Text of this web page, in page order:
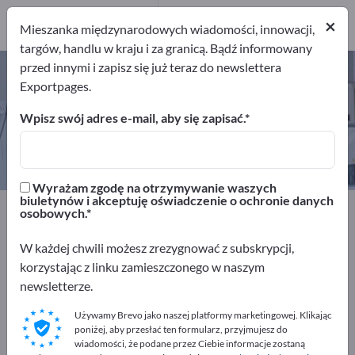
Implanty ceramiczne – znajdź
producentów i dostawców
2
2
Exportpages
Medycyna i laboratorium
Reklamuj się bezpłatnie w serwisie
Exportpages!
Szukaj – Oferty – Towary używane – Kontakty biznesowe
>> zacznij tutaj
×
Mieszanka międzynarodowych wiadomości, innowacji,
targów, handlu w kraju i za granicą. Bądź informowany
przed innymi i zapisz się już teraz do newslettera
Exportpages.
Wpisz swój adres e-mail, aby się zapisać.
Wyrażam zgodę na otrzymywanie waszych
biuletynów i akceptuję oświadczenie o ochronie danych
osobowych.
W każdej chwili możesz zrezygnować z subskrypcji,
korzystając z linku zamieszczonego w naszym
newsletterze.
Używamy Brevo jako naszej platformy marketingowej. Klikając
poniżej, aby przesłać ten formularz, przyjmujesz do
wiadomości, że podane przez Ciebie informacje zostaną